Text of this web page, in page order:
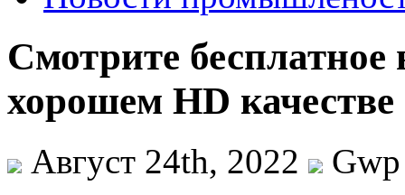
Смотрите бесплатное
хорошем HD качестве
Август 24th, 2022
Gwp